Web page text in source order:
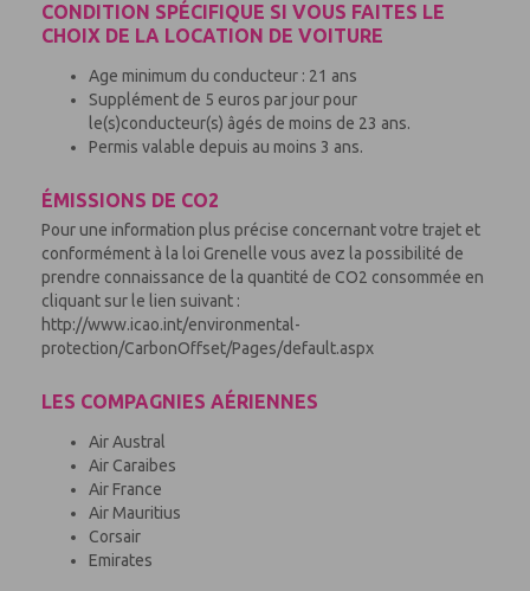
CONDITION SPÉCIFIQUE SI VOUS FAITES LE
CHOIX DE LA LOCATION DE VOITURE
Age minimum du conducteur : 21 ans
Supplément de 5 euros par jour pour
le(s)conducteur(s) âgés de moins de 23 ans.
Permis valable depuis au moins 3 ans.
ÉMISSIONS DE CO2
Pour une information plus précise concernant votre trajet et
conformément à la loi Grenelle vous avez la possibilité de
prendre connaissance de la quantité de CO2 consommée en
cliquant sur le lien suivant :
http://www.icao.int/environmental-
protection/CarbonOffset/Pages/default.aspx
LES COMPAGNIES AÉRIENNES
Air Austral
Air Caraibes
Air France
Air Mauritius
Corsair
Emirates